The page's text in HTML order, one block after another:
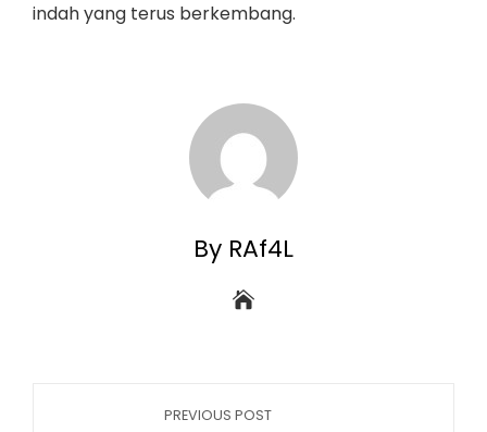
indah yang terus berkembang.
By RAf4L
PREVIOUS POST